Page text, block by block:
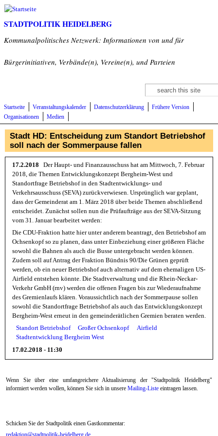
Direkt zum Inhalt
STADTPOLITIK HEIDELBERG
Kommunalpolitisches Netzwerk: Informationen von und für
Bürgerinitiativen, Verbände(n), Vereine(n), und Parteien
Suchformular
Suche
Startseite Veranstaltungskalender Datenschutzerklärung
Frühere Version
Organisationen
Medien
Stadt HD: Entscheidung zum Standort Betriebshof
soll nach der Sommerpause fallen
17.2.2018 Der Haupt- und Finanzausschuss hat am Mittwoch, 7. Februar
2018, die Themen Entwicklungskonzept Bergheim-West und
Standortfrage Betriebshof in den Stadtentwicklungs- und
Verkehrsausschuss (SEVA) zurückverwiesen. Ursprünglich war geplant,
dass der Gemeinderat am 1. März 2018 über beide Themen abschließend
entscheidet. Zunächst sollen nun die Prüfaufträge aus der SEVA-Sitzung
vom 31. Januar bearbeitet werden:
Die CDU-Fraktion hatte hier unter anderem beantragt, den Betriebshof am
Ochsenkopf so zu planen, dass unter Einbeziehung einer größeren Fläche
sowohl die Bahnen als auch die Busse untergebracht werden können.
Zudem soll auf Antrag der Fraktion Bündnis 90/Die Grünen geprüft
werden, ob ein neuer Betriebshof auch alternativ auf dem ehemaligen US-
Airfield entstehen könnte. Die Stadtverwaltung und die Rhein-Neckar-
Verkehr GmbH (rnv) werden die offenen Fragen bis zur Wiederaufnahme
des Gremienlaufs klären. Voraussichtlich nach der Sommerpause sollen
sowohl die Standortfrage Betriebshof als auch das Entwicklungskonzept
Bergheim-West erneut in den gemeinderätlichen Gremien beraten werden.
Standort Betriebshof
Großer Ochsenkopf
Airfield
Stadtentwicklung Bergheim West
17.02.2018 - 11:30
Wenn Sie über eine umfangreichere Aktualisierung der "Stadtpolitik Heidelberg"
informiert werden wollen, können Sie sich in unsere Mailing-Liste eintragen lassen.
Schicken Sie der Stadtpolitik einen Gastkommentar:
redaktion@stadtpolitik-heidelberg.de